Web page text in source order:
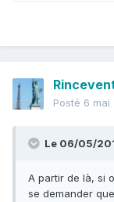
Posté 6 mai
Le 06/05/
A partir de là, si
se demander